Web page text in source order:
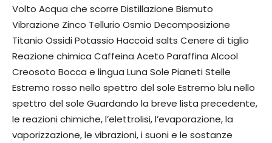
Volto Acqua che scorre Distillazione Bismuto
Vibrazione Zinco Tellurio Osmio Decomposizione
Titanio Ossidi Potassio Haccoid salts Cenere di tiglio
Reazione chimica Caffeina Aceto Paraffina Alcool
Creosoto Bocca e lingua Luna Sole Pianeti Stelle
Estremo rosso nello spettro del sole Estremo blu nello
spettro del sole Guardando la breve lista precedente,
le reazioni chimiche, l’elettrolisi, l’evaporazione, la
vaporizzazione, le vibrazioni, i suoni e le sostanze